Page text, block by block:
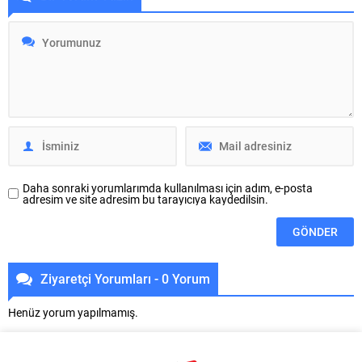
Odası’nın DIGITALLY 16 KEDD iş
Dijital Dönüşüm Tanıtım Toplantısı
tercihlerini henüz iletmemiş olan
üyelerimizin 03-09 Ağustos...
başarılı judocuları, uluslararası
Belediyesporlu sporcular Settar
Karaca ve Muhammet Çağrı
Daha sonraki yorumlarımda kullanılması için adım, e-posta
adresim ve site adresim bu tarayıcıya kaydedilsin.
Ziyaretçi Yorumları - 0 Yorum
Henüz yorum yapılmamış.